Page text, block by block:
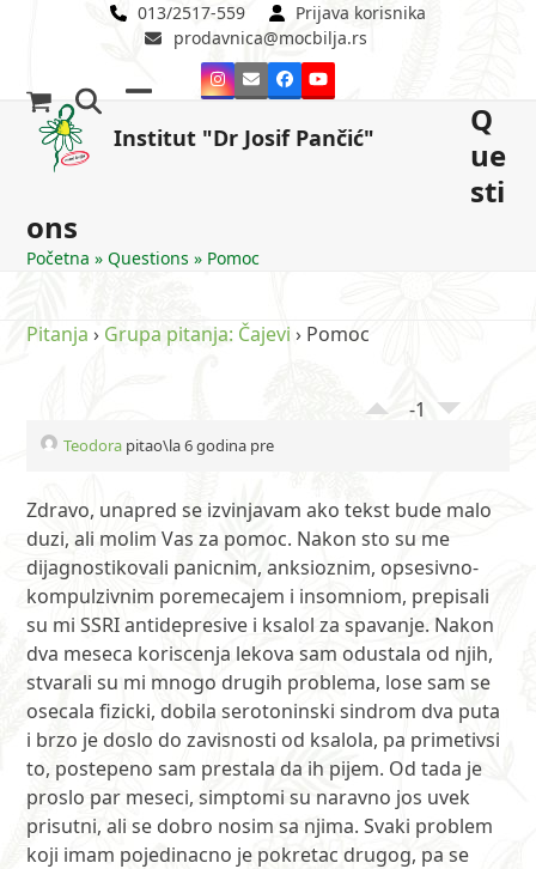
013/2517-559
Prijava korisnika
prodavnica@mocbilja.rs
Instagram
EmailFacebookYouTube
Institut "Dr Josif Pančić"
mobile
mobile
Q
ue
sti
ons
Početna »Questions » Pomoc
Pitanja › Grupa pitanja: Čajevi › Pomoc
-1
Teodora pitao\la 6 godina pre
Zdravo, unapred se izvinjavam ako tekst bude malo
duzi, ali molim Vas za pomoc. Nakon sto su me
dijagnostikovali panicnim, anksioznim, opsesivno-
kompulzivnim poremecajem i insomniom, prepisali
su mi SSRI antidepresive i ksalol za spavanje. Nakon
dva meseca koriscenja lekova sam odustala od njih,
stvarali su mi mnogo drugih problema, lose sam se
osecala fizicki, dobila serotoninski sindrom dva puta
i brzo je doslo do zavisnosti od ksalola, pa primetivsi
to, postepeno sam prestala da ih pijem. Od tada je
proslo par meseci, simptomi su naravno jos uvek
prisutni, ali se dobro nosim sa njima. Svaki problem
koji imam pojedinacno je pokretac drugog, pa se